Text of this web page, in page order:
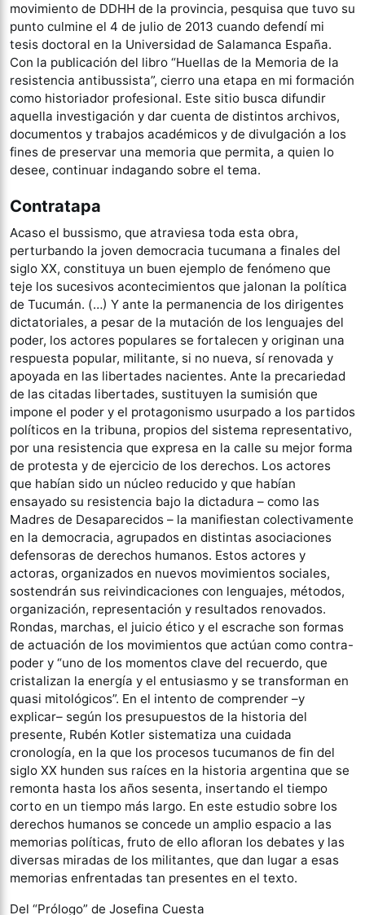
movimiento de DDHH de la provincia, pesquisa que tuvo su
punto culmine el 4 de julio de 2013 cuando defendí mi
tesis doctoral en la Universidad de Salamanca España.
Con la publicación del libro “Huellas de la Memoria de la
resistencia antibussista”, cierro una etapa en mi formación
como historiador profesional. Este sitio busca difundir
aquella investigación y dar cuenta de distintos archivos,
documentos y trabajos académicos y de divulgación a los
fines de preservar una memoria que permita, a quien lo
desee, continuar indagando sobre el tema.
Contratapa
Acaso el bussismo, que atraviesa toda esta obra,
perturbando la joven democracia tucumana a finales del
siglo XX, constituya un buen ejemplo de fenómeno que
teje los sucesivos acontecimientos que jalonan la política
de Tucumán. (…) Y ante la permanencia de los dirigentes
dictatoriales, a pesar de la mutación de los lenguajes del
poder, los actores populares se fortalecen y originan una
respuesta popular, militante, si no nueva, sí renovada y
apoyada en las libertades nacientes. Ante la precariedad
de las citadas libertades, sustituyen la sumisión que
impone el poder y el protagonismo usurpado a los partidos
políticos en la tribuna, propios del sistema representativo,
por una resistencia que expresa en la calle su mejor forma
de protesta y de ejercicio de los derechos. Los actores
que habían sido un núcleo reducido y que habían
ensayado su resistencia bajo la dictadura – como las
Madres de Desaparecidos – la manifiestan colectivamente
en la democracia, agrupados en distintas asociaciones
defensoras de derechos humanos. Estos actores y
actoras, organizados en nuevos movimientos sociales,
sostendrán sus reivindicaciones con lenguajes, métodos,
organización, representación y resultados renovados.
Rondas, marchas, el juicio ético y el escrache son formas
de actuación de los movimientos que actúan como contra-
poder y “uno de los momentos clave del recuerdo, que
cristalizan la energía y el entusiasmo y se transforman en
quasi mitológicos”. En el intento de comprender –y
explicar– según los presupuestos de la historia del
presente, Rubén Kotler sistematiza una cuidada
cronología, en la que los procesos tucumanos de fin del
siglo XX hunden sus raíces en la historia argentina que se
remonta hasta los años sesenta, insertando el tiempo
corto en un tiempo más largo. En este estudio sobre los
derechos humanos se concede un amplio espacio a las
memorias políticas, fruto de ello afloran los debates y las
diversas miradas de los militantes, que dan lugar a esas
memorias enfrentadas tan presentes en el texto.
Del “Prólogo” de Josefina Cuesta